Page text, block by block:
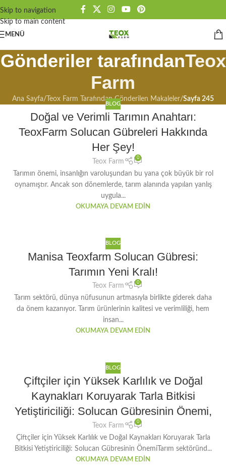
Skip to navigation
Skip to main content
MENÜ
Gönderiler tarafındanTeox
Farm
Ana Sayfa/ Teox Farm Tarafından Gönderilen Makaleler/Sayfa 245
BLOG
Doğal ve Verimli Tarımın Anahtarı:
TeoxFarm Solucan Gübreleri Hakkında
Her Şey!
Teox Farm
0
Tarımın önemi, insanlığın varoluşundan bu yana çok büyük bir rol
oynamıştır. Ancak son dönemlerde, tarım alanında yapılan yanlış
uygula...
OKUMAYA DEVAM EDIN
BLOG
Manisa Teoxfarm Solucan Gübresi:
Tarımın Yeni Kralı!
Teox Farm
0
Tarım sektörü, dünya nüfusunun artmasıyla birlikte giderek daha
da önem kazanıyor. Tarım ürünlerinin kalitesi ve verimliliği, hem
insan...
OKUMAYA DEVAM EDIN
BLOG
Çiftçiler için Yüksek Karlılık ve Doğal
Kaynakları Koruyarak Tarla Bitkisi
Yetiştiriciliği: Solucan Gübresinin Önemi,
Teox Farm
0
Çiftçiler için Yüksek Karlılık ve Doğal Kaynakları Koruyarak Tarla
Bitkisi Yetiştiriciliği: Solucan Gübresinin ÖnemiTarım sektöründ...
OKUMAYA DEVAM EDIN